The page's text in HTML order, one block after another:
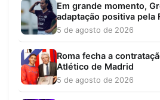
Em grande momento,
adaptação positiva pela
5 de agosto de 2026
Roma fecha a
Atlético de Madrid
5 de agosto de 2026